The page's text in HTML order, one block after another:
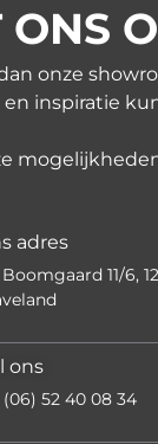
ONS
onze
inspiratie
adres
11/6,
ons
(06) 52 40 08 34